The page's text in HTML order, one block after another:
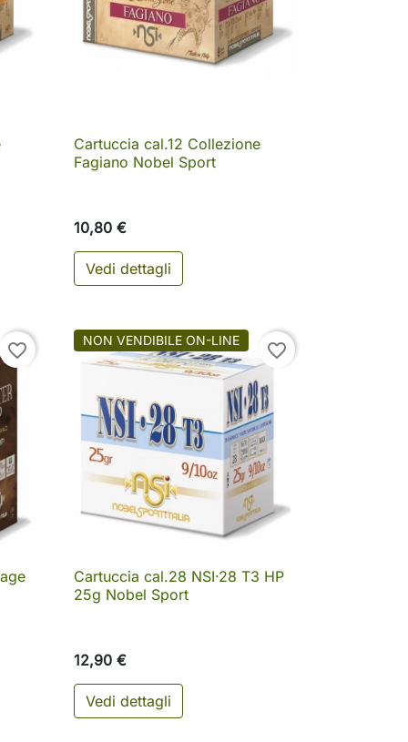
 Anteprima
Cartuccia cal.12 Collezione
Fagiano Nobel Sport
10,80 €
Vedi dettagli
favorite_border NON VENDIBILE ON-LINE favorite_border
 Anteprima
Cartuccia cal.28 NSI·28 T3 HP
25g Nobel Sport
12,90 €
Vedi dettagli